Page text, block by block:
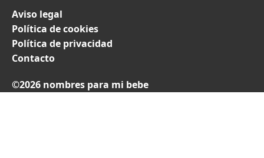
Aviso legal
Política de cookies
Política de privacidad
Contacto
©2026 nombres para mi bebe